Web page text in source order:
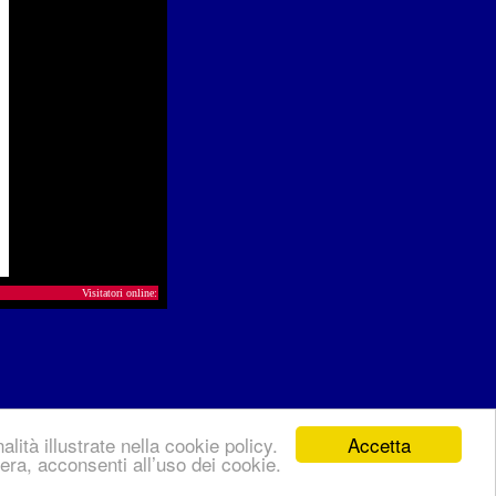
Accetta
illustrate nella cookie policy.
acconsenti all’uso dei cookie.
Visitatori online:
policy